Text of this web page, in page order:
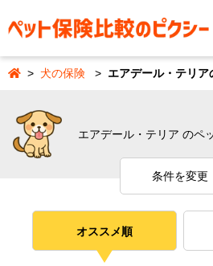
犬の保険 エアデール・テリア
エアデール・テリア のペ
条件を変更
オススメ順